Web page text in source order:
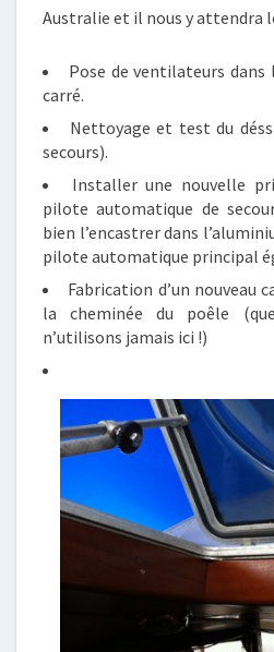
Australie et il nous y attendra
Pose de ventilateurs
carré.
Nettoyage et test du
secours).
Installer une nouvelle
pilote automatique de
bien l’encastrer dans
pilote automatique principal
Fabrication d’un nouveau
la cheminée du poêle
n’utilisons jamais ici !)